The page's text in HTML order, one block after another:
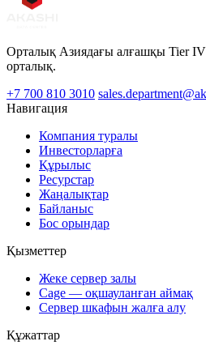
Орталық Азиядағы алғашқы Tier IV
орталық.
+7 700 810 3010
Навигация
Компания туралы
Инвесторларға
Құрылыс
Ресурстар
Жаңалықтар
Байланыс
Бос орындар
Қызметтер
Жеке сервер залы
Cage — оқшауланған аймақ
Сервер шкафын жалға алу
Құжаттар